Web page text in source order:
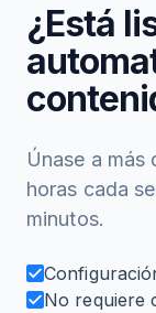
¿Está
Únase a más
horas cada
minutos.
No requiere